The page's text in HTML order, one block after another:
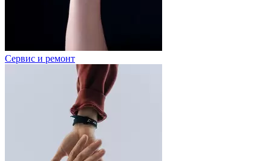
Сервис и ремонт